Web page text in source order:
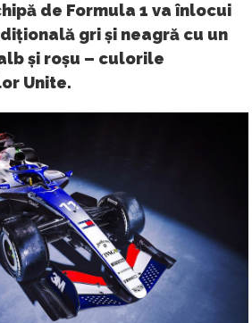
de Formula 1 va înlocui
gri și neagră cu un
și roșu – culorile
Unite.